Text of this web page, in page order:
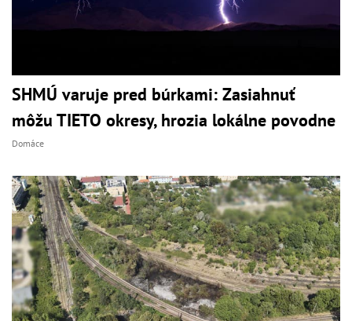
SHMÚ varuje pred búrkami: Zasiahnuť
môžu TIETO okresy, hrozia lokálne povodne
Domáce